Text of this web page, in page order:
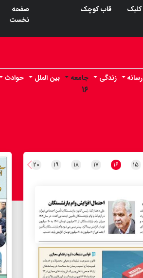
کلیک
قاب کوچک
صفحه
نخست
رسانه زندگی جامعه
۱۶
بین الملل
حوادث
۱۵ ۱۶ ۱۷ ۱۸ ۱۹ ۲۰